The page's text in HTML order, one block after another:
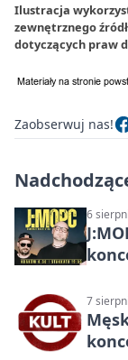
Ilustracja
zewnętrznego
dotyczących praw
Zaobserwuj nas!
6
7